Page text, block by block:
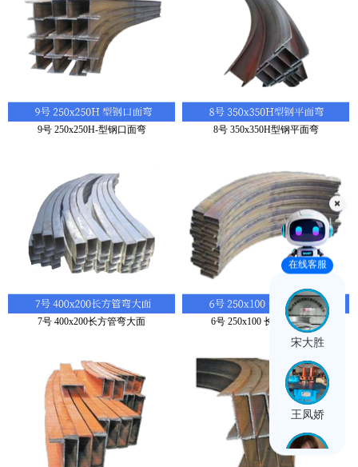
9号 250x250H-型钢口面弯 8号 350x350H型钢平面弯
7号 400x200长方管弯大面 6号 250x100 长方管弯小面
在线客服
宋大胜
王凤娇